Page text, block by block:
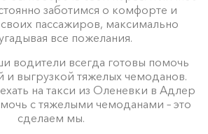
заботимся о комфорте и
пассажиров, максимально
все пожелания.
водители всегда готовы помочь
и выгрузкой тяжелых чемоданов.
на такси из Оленевки в Адлер
с тяжелыми чемоданами – это
сделаем мы.